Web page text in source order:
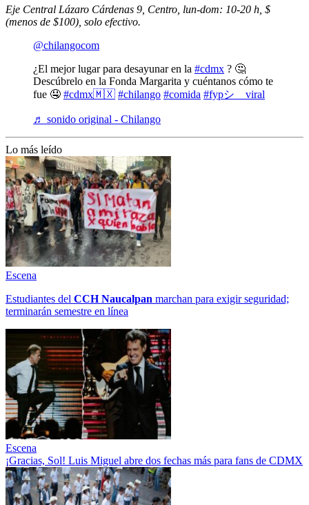
Eje Central Lázaro Cárdenas 9, Centro, lun-dom: 10-20 h, $
(menos de $100), solo efectivo.
@chilangocom
¿El mejor lugar para desayunar en la #cdmx ? 🤔
Descúbrelo en la Fonda Margarita y cuéntanos cómo te
fue 🤤 #cdmx🇲🇽 #chilango #comida #fypシ゚viral
♬ sonido original - Chilango
Lo más leído
Escena
Estudiantes del CCH Naucalpan marchan para exigir seguridad;
terminarán semestre en línea
Escena
¡Gracias, Sol! Luis Miguel abre dos fechas más para fans de CDMX